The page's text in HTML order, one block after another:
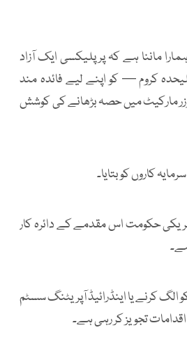
ماننا ہے کہ پرپلیکسی ایک آزاد
کروم — کو اپنے لیے فائدہ مند
مارکیٹ میں حصہ بڑھانے کی کوشش
کاروں کو بتایا۔
حکومت اس مقدمے کے دائرہ کار
کرنے یا اینڈرائیڈ آپریٹنگ سسٹم
تجویز کر رہی ہے۔